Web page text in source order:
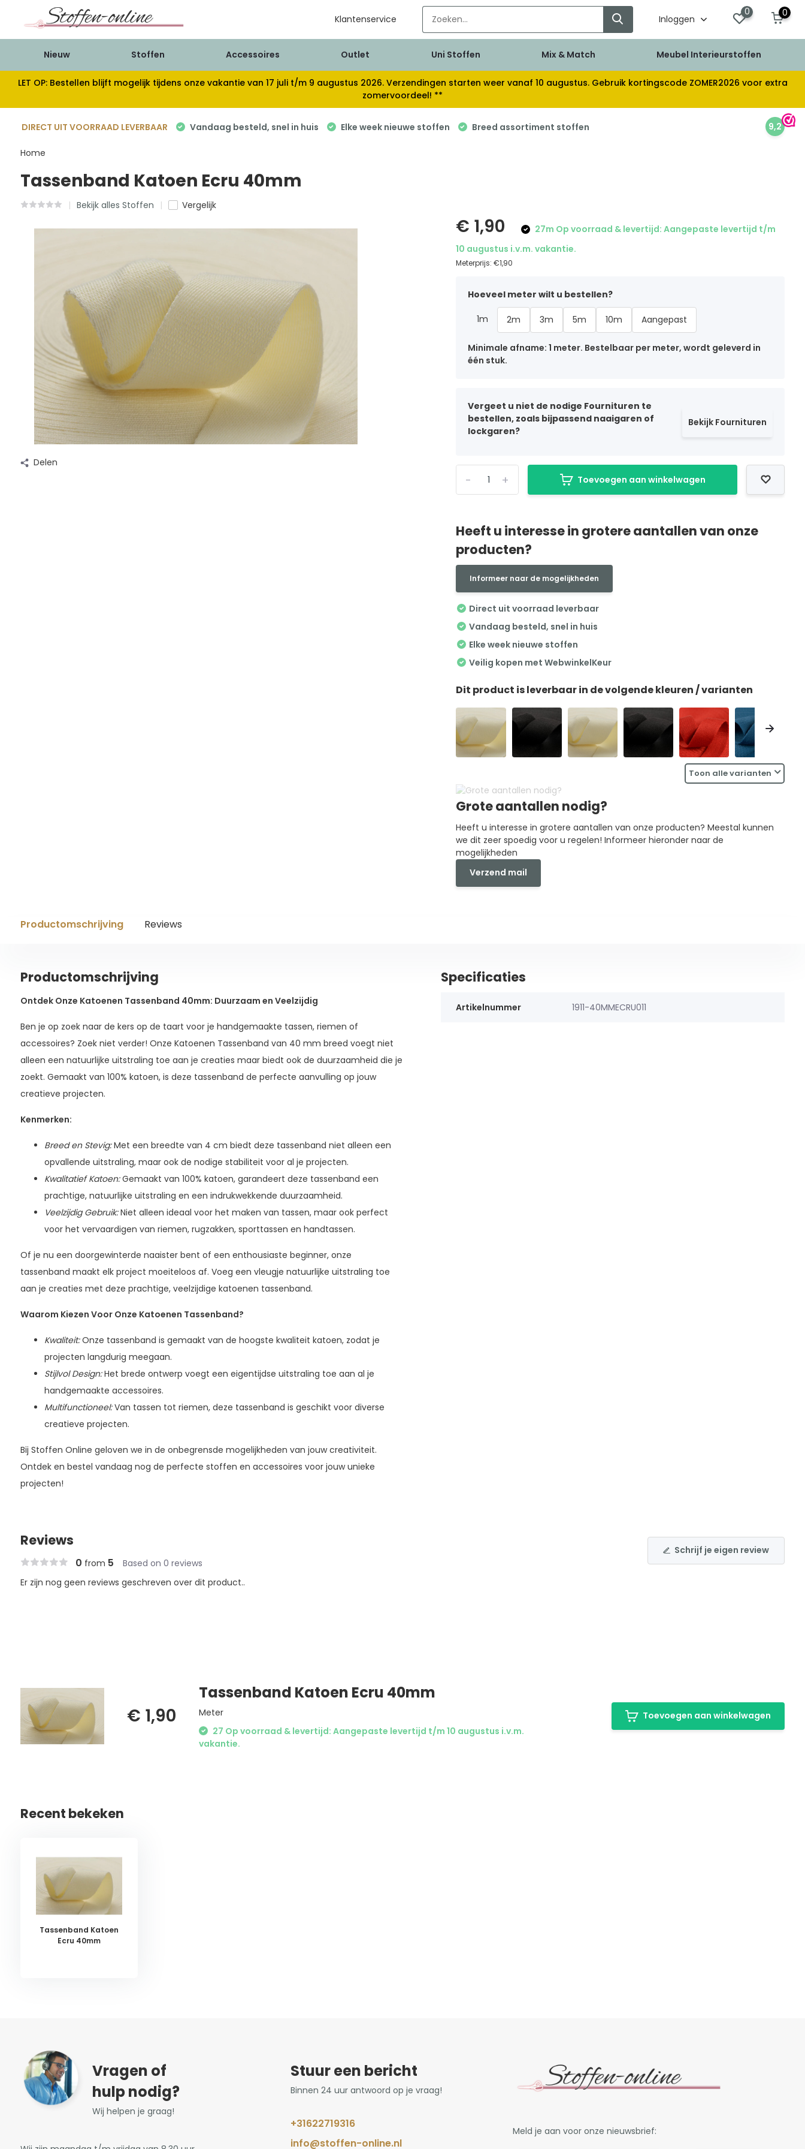
Klantenservice Inloggen
0 0
Nieuw Stoffen Accessoires Outlet Uni Stoffen Mix & Match Meubel Interieurstoffen
LET OP: Bestellen blijft mogelijk tijdens onze vakantie van 17 juli t/m 9 augustus 2026. Verzendingen starten weer vanaf 10 augustus. Gebruik kortingscode ZOMER2026 voor extra
zomervoordeel! **
DIRECT UIT VOORRAAD LEVERBAAR Vandaag besteld, snel in huis Elke week nieuwe stoffen Breed assortiment stoffen 9,2
Home
Tassenband Katoen Ecru 40mm
Bekijk alles Stoffen Vergelijk
Delen
€ 1,90
27m Op voorraad & levertijd: Aangepaste levertijd t/m
10 augustus i.v.m. vakantie.
Meterprijs:€1,90
Hoeveel meter wilt u bestellen?
1m 2m 3m 5m 10m Aangepast
Minimale afname: 1 meter. Bestelbaar per meter, wordt geleverd in
één stuk.
Vergeet u niet de nodige Fournituren te
bestellen, zoals bijpassend naaigaren of
lockgaren?
Bekijk Fournituren
+
- Toevoegen aan winkelwagen
Heeft u interesse in grotere aantallen van onze
producten?
Informeer naar de mogelijkheden
Direct uit voorraad leverbaar
Vandaag besteld, snel in huis
Elke week nieuwe stoffen
Veilig kopen met WebwinkelKeur
Dit product is leverbaar in de volgende kleuren / varianten
Toon alle varianten
Grote aantallen nodig?
Heeft u interesse in grotere aantallen van onze producten? Meestal kunnen
we dit zeer spoedig voor u regelen! Informeer hieronder naar de
mogelijkheden
Verzend mail
Productomschrijving Reviews
Productomschrijving
Ontdek Onze Katoenen Tassenband 40mm: Duurzaam en Veelzijdig
Ben je op zoek naar de kers op de taart voor je handgemaakte tassen, riemen of
accessoires? Zoek niet verder! Onze Katoenen Tassenband van 40 mm breed voegt niet
alleen een natuurlijke uitstraling toe aan je creaties maar biedt ook de duurzaamheid die je
zoekt. Gemaakt van 100% katoen, is deze tassenband de perfecte aanvulling op jouw
creatieve projecten.
Kenmerken:
Breed en Stevig:Met een breedte van 4 cm biedt deze tassenband niet alleen een
opvallende uitstraling, maar ook de nodige stabiliteit voor al je projecten.
Kwalitatief Katoen:Gemaakt van 100% katoen, garandeert deze tassenband een
prachtige, natuurlijke uitstraling en een indrukwekkende duurzaamheid.
Veelzijdig Gebruik:Niet alleen ideaal voor het maken van tassen, maar ook perfect
voor het vervaardigen van riemen, rugzakken, sporttassen en handtassen.
Of je nu een doorgewinterde naaister bent of een enthousiaste beginner, onze
tassenband maakt elk project moeiteloos af. Voeg een vleugje natuurlijke uitstraling toe
aan je creaties met deze prachtige, veelzijdige katoenen tassenband.
Waarom Kiezen Voor Onze Katoenen Tassenband?
Kwaliteit:Onze tassenband is gemaakt van de hoogste kwaliteit katoen, zodat je
projecten langdurig meegaan.
Stijlvol Design:Het brede ontwerp voegt een eigentijdse uitstraling toe aan al je
handgemaakte accessoires.
Multifunctioneel:Van tassen tot riemen, deze tassenband is geschikt voor diverse
creatieve projecten.
Bij Stoffen Online geloven we in de onbegrensde mogelijkheden van jouw creativiteit.
Ontdek en bestel vandaag nog de perfecte stoffen en accessoires voor jouw unieke
projecten!
Specificaties
Artikelnummer 1911-40MMECRU011
Reviews
0 from 5 Based on 0 reviews
Schrijf je eigen review
Er zijn nog geen reviews geschreven over dit product..
€ 1,90
Tassenband Katoen Ecru 40mm
Meter
27 Op voorraad & levertijd: Aangepaste levertijd t/m 10 augustus i.v.m.
vakantie.
Toevoegen aan winkelwagen
Recent bekeken
Tassenband Katoen
Ecru 40mm
Vragen of
hulp nodig?
Wij helpen je graag!
Stuur een bericht
Binnen 24 uur antwoord op je vraag!
+31622719316
info@stoffen-online.nl
Meld je aan voor onze nieuwsbrief: